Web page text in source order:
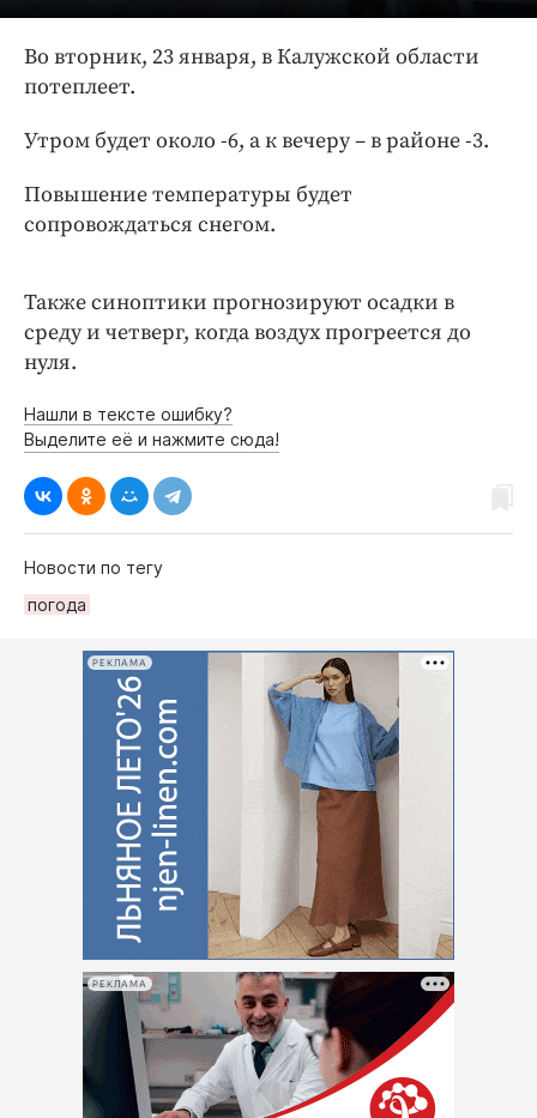
Блоги
Издания
Интересное чтиво
Клиника года
Бренд года
Во вторник, 23 января, в Калужской области
потеплеет.
Утром будет около -6, а к вечеру – в районе -3.
Повышение температуры будет
сопровождаться снегом.
Также синоптики прогнозируют осадки в
среду и четверг, когда воздух прогреется до
нуля.
Нашли в тексте ошибку?
Выделите её и нажмите сюда!
Новости по тегу
погода
РЕКЛАМА
РЕКЛАМА